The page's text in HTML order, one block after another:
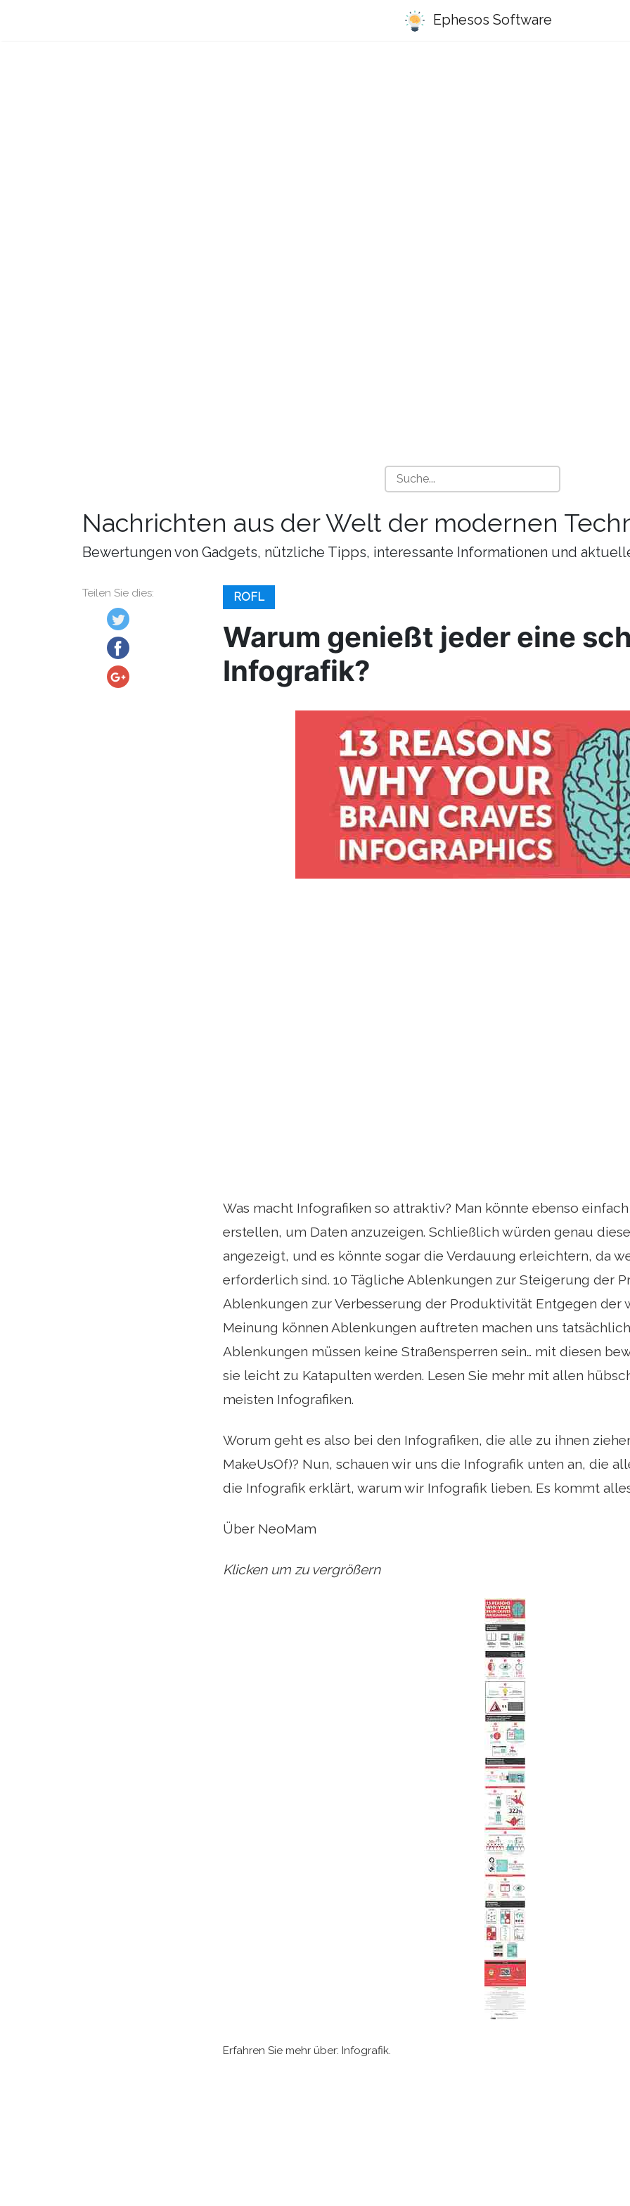
Ephesos Software
Nachrichten aus der Welt der modernen
Bewertungen von Gadgets, nützliche Tipps, interessante Informationen und
Teilen Sie dies: ROFL
Warum genießt jeder eine
Infografik?
Was macht Infografiken so attraktiv? Man könnte ebenso
erstellen, um Daten anzuzeigen. Schließlich würden genau
angezeigt, und es könnte sogar die Verdauung erleichtern, da
erforderlich sind. 10 Tägliche Ablenkungen zur Steigerung der
Ablenkungen zur Verbesserung der Produktivität Entgegen der
Meinung können Ablenkungen auftreten machen uns
Ablenkungen müssen keine Straßensperren sein… mit diesen
sie leicht zu Katapulten werden. Lesen Sie mehr mit allen
meisten Infografiken.
Worum geht es also bei den Infografiken, die alle zu ihnen
MakeUsOf)? Nun, schauen wir uns die Infografik unten an, die
die Infografik erklärt, warum wir Infografik lieben. Es kommt
Über NeoMam
Klicken um zu vergrößern
Erfahren Sie mehr über: Infografik.